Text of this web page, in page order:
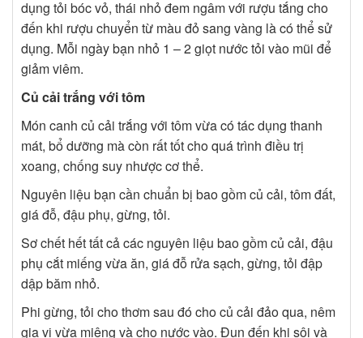
dụng tỏi bóc vỏ, thái nhỏ đem ngâm với rượu tắng cho
đến khi rượu chuyển từ màu đỏ sang vàng là có thể sử
dụng. Mỗi ngày bạn nhỏ 1 – 2 giọt nước tỏi vào mũi để
giảm viêm.
Củ cải trắng với tôm
Món canh củ cải trắng với tôm vừa có tác dụng thanh
mát, bổ dưỡng mà còn rất tốt cho quá trình điều trị
xoang, chống suy nhược cơ thể.
Nguyên liệu bạn cần chuẩn bị bao gồm củ cải, tôm đất,
giá đỗ, đậu phụ, gừng, tỏi.
Sơ chết hết tất cả các nguyên liệu bao gồm củ cải, đậu
phụ cắt miếng vừa ăn, giá đỗ rửa sạch, gừng, tỏi đập
dập băm nhỏ.
Phi gừng, tỏi cho thơm sau đó cho củ cải đảo qua, nêm
gia vị vừa miệng và cho nước vào. Đun đến khi sôi và